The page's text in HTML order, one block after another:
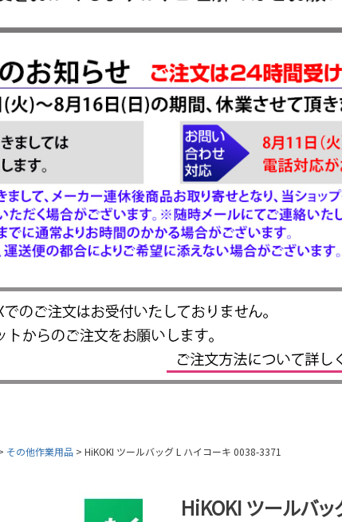
その他作業用品 HiKOKI ツールバッグ L ハイコーキ 0038-3371
HiKOKI ツールバ